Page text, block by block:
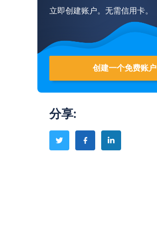
立即创建账户。无需信用卡。
创建一个免费账户
分享: